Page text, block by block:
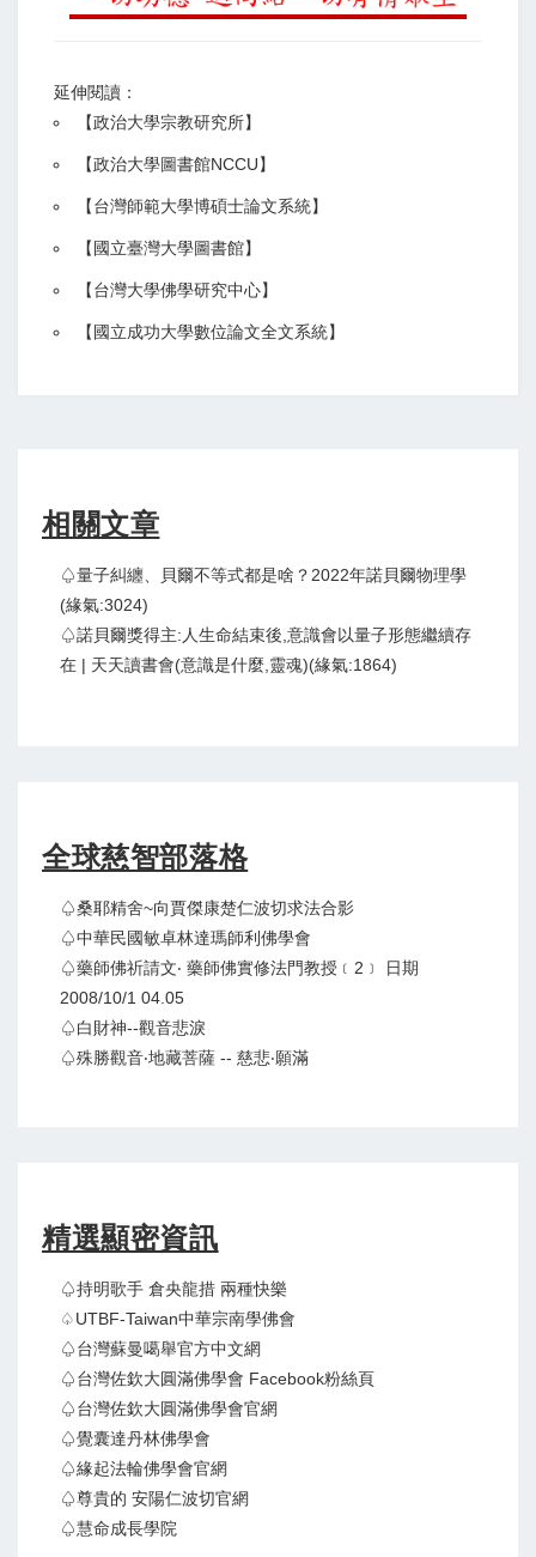
延伸閱讀：
【政治大學宗教研究所】
【政治大學圖書館NCCU】
【台灣師範大學博碩士論文系統】
【 國立臺灣大學圖書館】
【台灣大學佛學研究中心】
【 國立成功大學數位論文全文系統】
相關文章
♤量子糾纏、貝爾不等式都是啥？2022年諾貝爾物理學
(緣氣:3024)
♤諾貝爾獎得主:人生命結束後,意識會以量子形態繼續存
在 | 天天讀書會(意識是什麼,靈魂)(緣氣:1864)
全球慈智部落格
♤桑耶精舍~向賈傑康楚仁波切求法合影
♤中華民國敏卓林達瑪師利佛學會
♤藥師佛祈請文‧ 藥師佛實修法門教授﹝2﹞ 日期
2008/10/1 04.05
♤白財神--觀音悲淚
♤殊勝觀音‧地藏菩薩 -- 慈悲‧願滿
精選顯密資訊
♤持明歌手 倉央龍措 兩種快樂
♤UTBF-Taiwan中華宗南學佛會
♤台灣蘇曼噶舉官方中文網
♤台灣佐欽大圓滿佛學會 Facebook粉絲頁
♤台灣佐欽大圓滿佛學會官網
♤覺囊達丹林佛學會
♤緣起法輪佛學會官網
♤尊貴的 安陽仁波切官網
♤慧命成長學院